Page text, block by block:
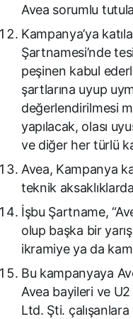
Avea sorumlu
Kampanya’ya
Şartnamesi’nde
peşinen kabul
şartlarına uyup
değerlendirilmesi
yapılacak, olası
ve diğer her türlü
Avea, Kampanya
teknik
İşbu Şartname,
olup başka bir
ikramiye ya da
Bu kampanyaya
Avea bayileri ve
Ltd. Şti. çalışanlara